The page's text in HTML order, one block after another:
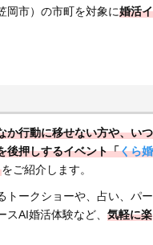
岡市）の市町を対象に婚活イ
か行動に移せない方や、いつ
後押しするイベント「くら婚
をご紹介します。
トークショーや、占い、パー
AI婚活体験など、 気軽に楽